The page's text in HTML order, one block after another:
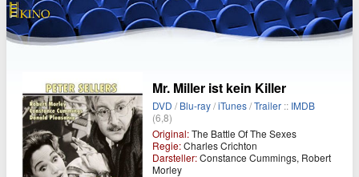
Mr. Miller ist kein Killer
DVD /Blu-ray/iTunes/Trailer :: IMDB
(6,8)
Original:The Battle Of The Sexes
Regie:Charles Crichton
Darsteller:Constance Cummings, Robert
Morley